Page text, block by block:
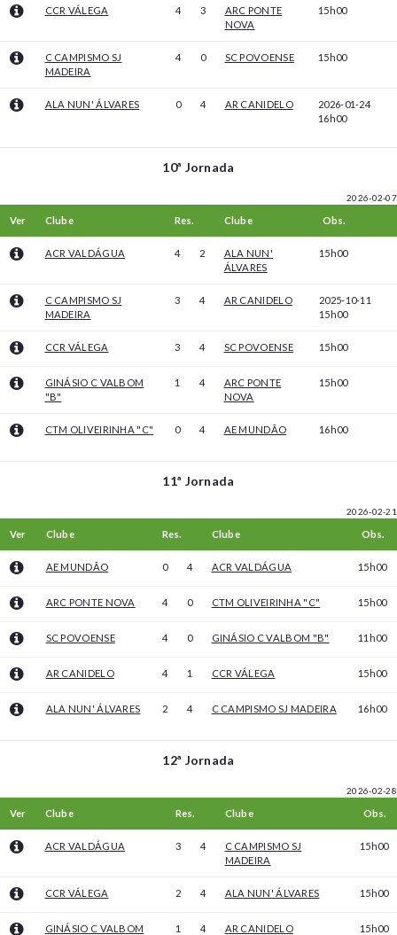
CCR VÁLEGA 4 3
ARC PONTE
NOVA
15h00
C CAMPISMO SJ
MADEIRA
4 0 SC POVOENSE 15h00
ALA NUN' ÁLVARES 0 4 AR CANIDELO
2026-01-24
16h00
10ª Jornada
2026-02-07
Ver Clube Res. Clube Obs.
ACR VALDÁGUA 4 2
ALA NUN'
ÁLVARES
15h00
C CAMPISMO SJ
MADEIRA
3 4 AR CANIDELO
2025-10-11
15h00
CCR VÁLEGA 3 4 SC POVOENSE 15h00
GINÁSIO C VALBOM
"B"
1 4
ARC PONTE
NOVA
15h00
CTM OLIVEIRINHA "C" 0 4 AE MUNDÃO 16h00
11ª Jornada
2026-02-21
Ver Clube Res. Clube Obs.
AE MUNDÃO 0 4 ACR VALDÁGUA 15h00
ARC PONTE NOVA 4 0 CTM OLIVEIRINHA "C" 15h00
SC POVOENSE 4 0 GINÁSIO C VALBOM "B" 11h00
AR CANIDELO 4 1 CCR VÁLEGA 15h00
ALA NUN' ÁLVARES 2 4 C CAMPISMO SJ MADEIRA 16h00
12ª Jornada
2026-02-28
Ver Clube Res. Clube Obs.
ACR VALDÁGUA 3 4
C CAMPISMO SJ
MADEIRA
15h00
CCR VÁLEGA 2 4 ALA NUN' ÁLVARES 15h00
GINÁSIO C VALBOM
1 4 AR CANIDELO 15h00